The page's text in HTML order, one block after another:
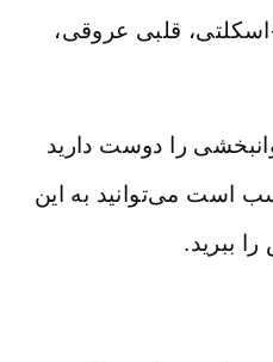
قلبی عروقی،
را دوست دارید
است می‌توانید به این
ببرید.